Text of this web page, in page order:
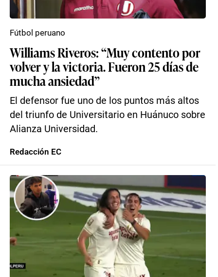
Williams Riveros: “Muy contento por
volver y la victoria. Fueron 25 días de
mucha ansiedad”
El defensor fue uno de los puntos más altos
del triunfo de Universitario en Huánuco sobre
Alianza Universidad.
Fútbol peruano
Redacción EC